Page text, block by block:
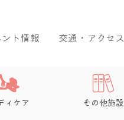
ト情報 交通・アクセス
ィケア その他施設